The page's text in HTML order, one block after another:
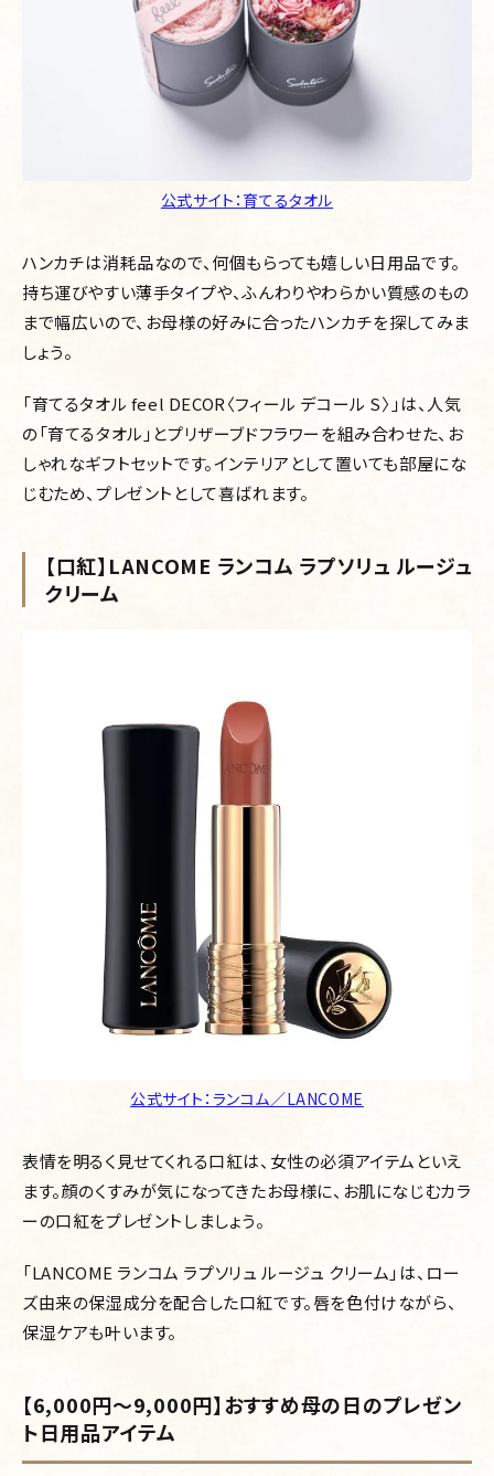
公式サイト：育てるタオル
ハンカチは消耗品なので、何個もらっても嬉しい日用品です。
持ち運びやすい薄手タイプや、ふんわりやわらかい質感のもの
まで幅広いので、お母様の好みに合ったハンカチを探してみま
しょう。
「育てるタオル feel DECOR〈フィール デコール S〉」は、人気
の「育てるタオル」とプリザーブドフラワーを組み合わせた、お
しゃれなギフトセットです。インテリアとして置いても部屋にな
じむため、プレゼントとして喜ばれます。
【口紅】LANCOME ランコム ラプソリュ ルージュ
クリーム
公式サイト：ランコム／LANCOME
表情を明るく見せてくれる口紅は、女性の必須アイテムといえ
ます。顔のくすみが気になってきたお母様に、お肌になじむカラ
ーの口紅をプレゼントしましょう。
「LANCOME ランコム ラプソリュ ルージュ クリーム」は、ロー
ズ由来の保湿成分を配合した口紅です。唇を色付けながら、
保湿ケアも叶います。
【6,000円～9,000円】おすすめ母の日のプレゼン
ト日用品アイテム